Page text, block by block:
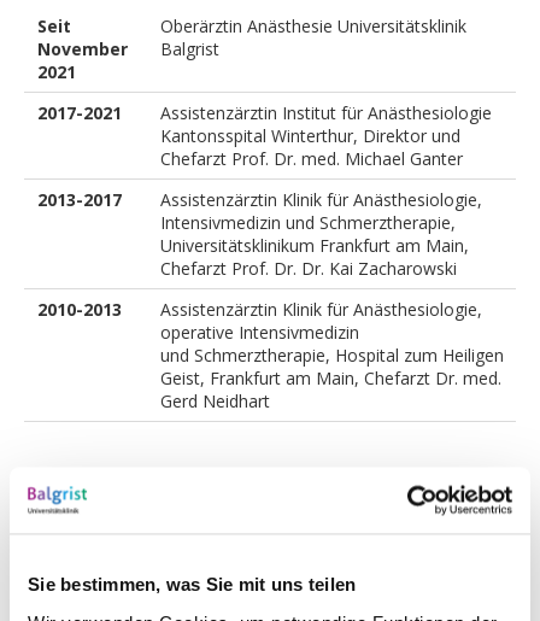
Sie bestimmen, was Sie mit uns teilen
Seit
November
2021
Oberärztin Anästhesie Universitätsklinik
Balgrist
2017-2021
Assistenzärztin Institut für Anästhesiologie
Kantonsspital Winterthur, Direktor und
Chefarzt Prof. Dr. med. Michael Ganter
2013-2017
Assistenzärztin Klinik für Anästhesiologie,
Intensivmedizin und Schmerztherapie,
Universitätsklinikum Frankfurt am Main,
Chefarzt Prof. Dr. Dr. Kai Zacharowski
2010-2013
Assistenzärztin Klinik für Anästhesiologie,
operative Intensivmedizin
und Schmerztherapie, Hospital zum Heiligen
Geist, Frankfurt am Main, Chefarzt Dr. med.
Gerd Neidhart